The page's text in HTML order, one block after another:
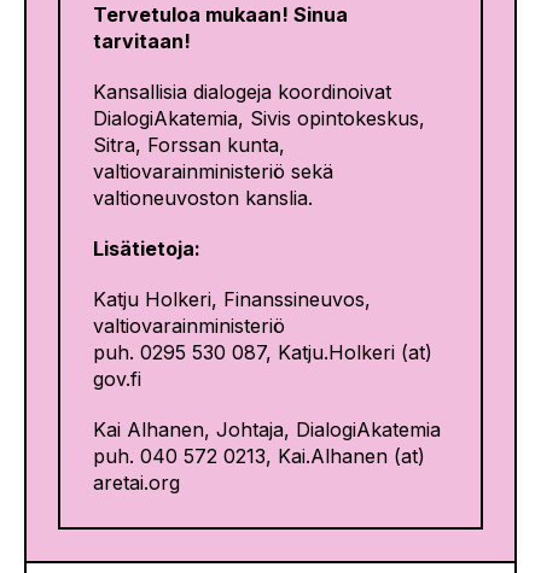
Tervetuloa mukaan! Sinua
tarvitaan!
Kansallisia dialogeja koordinoivat
DialogiAkatemia, Sivis opintokeskus,
Sitra, Forssan kunta,
valtiovarainministeriö sekä
valtioneuvoston kanslia.
Lisätietoja:
Katju Holkeri, Finanssineuvos,
valtiovarainministeriö
puh. 0295 530 087, Katju.Holkeri (at)
gov.fi
Kai Alhanen, Johtaja, DialogiAkatemia
puh. 040 572 0213, Kai.Alhanen (at)
aretai.org